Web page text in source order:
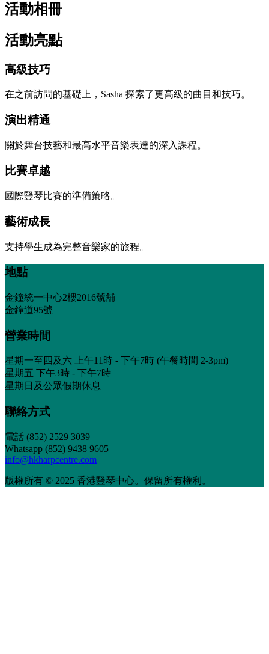
活動相冊
活動亮點
高級技巧
在之前訪問的基礎上，Sasha 探索了更高級的曲目和技巧。
演出精通
關於舞台技藝和最高水平音樂表達的深入課程。
比賽卓越
國際豎琴比賽的準備策略。
藝術成長
支持學生成為完整音樂家的旅程。
地點
金鐘統一中心2樓2016號舖
金鐘道95號
營業時間
星期一至四及六 上午11時 - 下午7時 (午餐時間 2-3pm)
星期五 下午3時 - 下午7時
星期日及公眾假期休息
聯絡方式
電話 (852) 2529 3039
Whatsapp (852) 9438 9605
info@hkharpcentre.com
版權所有 © 2025 香港豎琴中心。保留所有權利。